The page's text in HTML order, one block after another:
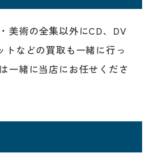
美術の全集以外にCD、DV
トなどの買取も一緒に行っ
一緒に当店にお任せくださ